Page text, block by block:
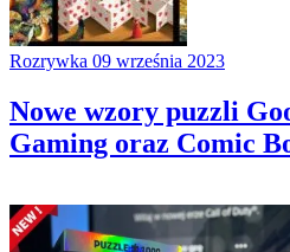
Rozrywka 09 września 2023
Nowe wzory puzzli
Gaming oraz Comic